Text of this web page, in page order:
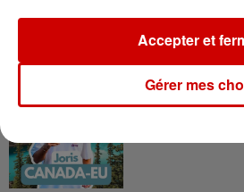
Aménager un
Canada et
Gérer mes
Accepter et